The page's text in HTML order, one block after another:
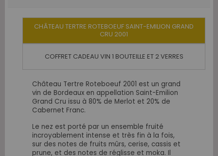
CHÂTEAU TERTRE ROTEBOEUF SAINT-EMILION GRAND
CRU 2001
COFFRET CADEAU VIN 1 BOUTEILLE ET 2 VERRES
Château Tertre Roteboeuf 2001 est un grand
vin de Bordeaux en appellation Saint-Emilion
Grand Cru issu à 80% de Merlot et 20% de
Cabernet Franc.
Le nez est porté par un ensemble fruité
incroyablement intense et très fin à la fois,
sur des notes de fruits mûrs, cerise, cassis et
prune, et des notes de réglisse et moka. Il